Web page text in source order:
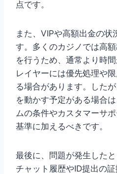
点です。
また、VIPや高額出金の
す。多くのカジノでは高
を行うため、通常より時
レイヤーには優先処理や
る場合があります。した
を動かす予定がある場合
ムの条件やカスタマーサ
基準に加えるべきです。
最後に、問題が発生したと
チャット履歴やID提出の